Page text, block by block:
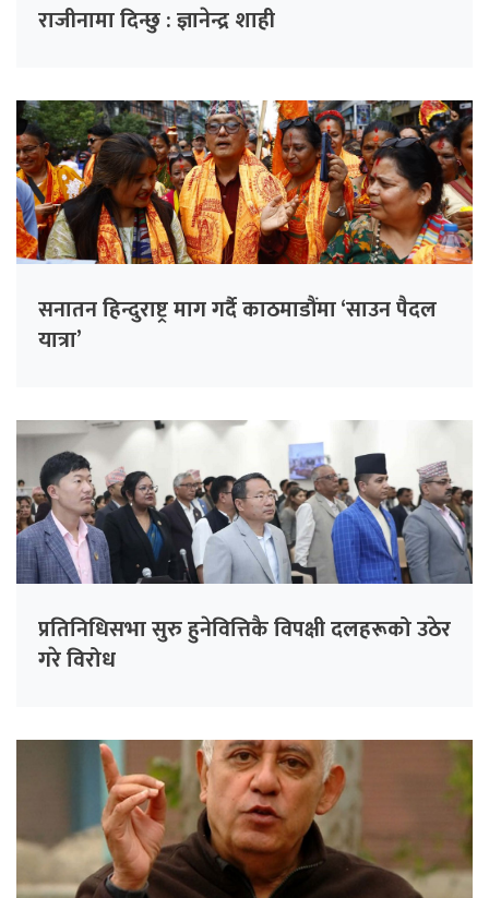
राजीनामा दिन्छु : ज्ञानेन्द्र शाही
सनातन हिन्दुराष्ट्र माग गर्दै काठमाडौंमा ‘साउन पैदल
यात्रा’
प्रतिनिधिसभा सुरु हुनेवित्तिकै विपक्षी दलहरूको उठेर
गरे विरोध